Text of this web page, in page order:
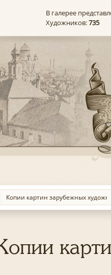
В галерее
Художников:735